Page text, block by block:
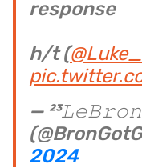
response
h/t (
—
2024